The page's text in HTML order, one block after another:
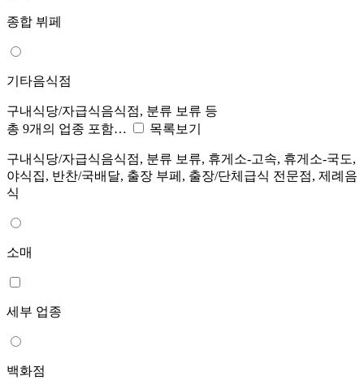
종합 뷔페
기타음식점
구내식당/자급식음식점, 분류 보류 등
총 9개의 업종 포함…
목록보기
구내식당/자급식음식점, 분류 보류, 휴게소-고속, 휴게소-국도,
야식집, 반찬/국배달, 출장 부페, 출장/단체급식 전문점, 제례음
식
소매
세부 업종
백화점